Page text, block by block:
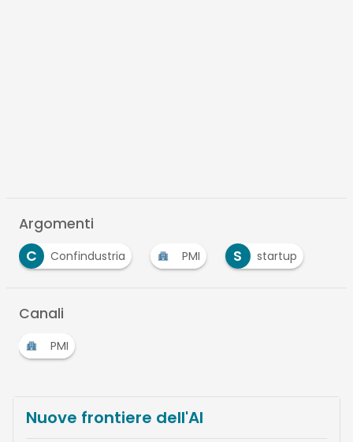
Argomenti
C
Confindustria PMI S startup
Canali
PMI
Nuove frontiere dell'AI